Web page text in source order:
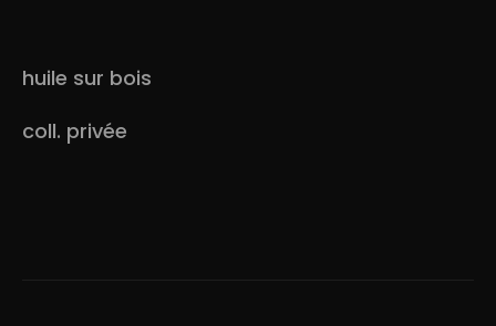
huile sur bois
coll. privée